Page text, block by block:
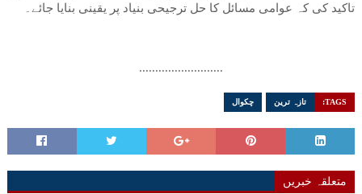
تاکید کی کہ عوامی مسائل کا حل ترجیحی بنیاد پر یقینی بنایا جائے۔
..........................
TAGS: تازہ ترین چکوال
متعلقہ خبریں